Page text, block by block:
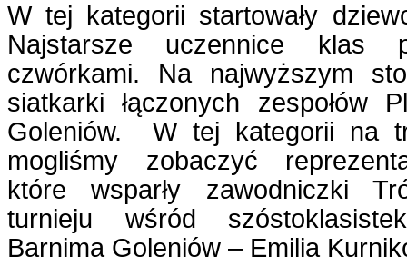
W tej kategorii startowały
Najstarsze uczennice klas
czwórkami. Na najwyższym
siatkarki łączonych zespołów
Goleniów. W tej kategorii na
mogliśmy zobaczyć
które wsparły zawodniczki
turnieju wśród
Barnima Goleniów – Emilia